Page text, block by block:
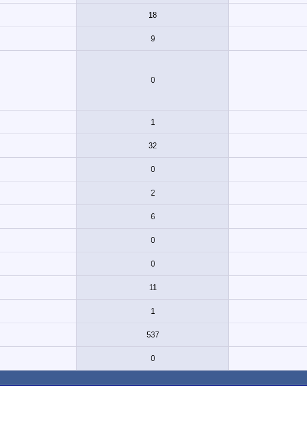
18
9
0
1
32
0
2
6
0
0
11
1
537
0